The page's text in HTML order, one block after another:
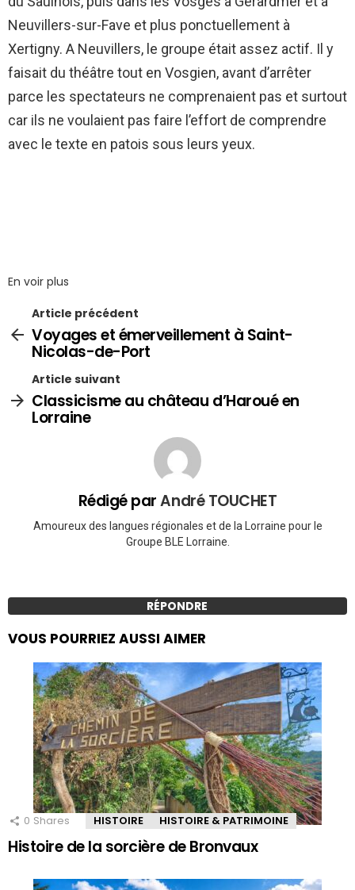
Neuvillers-sur-Fave et plus ponctuellement à
Xertigny. A Neuvillers, le groupe était assez actif. Il y
faisait du théâtre tout en Vosgien, avant d’arrêter
parce les spectateurs ne comprenaient pas et surtout
car ils ne voulaient pas faire l’effort de comprendre
avec le texte en patois sous leurs yeux.
En voir plus
Article précédent
Voyages et émerveillement à Saint-
Nicolas-de-Port
Article suivant
Classicisme au château d’Haroué en
Lorraine
Rédigé parAndré TOUCHET
Amoureux des langues régionales et de la Lorraine pour le
Groupe BLE Lorraine.
RÉPONDRE
VOUS POURRIEZ AUSSI AIMER
0 Shares HISTOIRE HISTOIRE & PATRIMOINE
Histoire de la sorcière de Bronvaux